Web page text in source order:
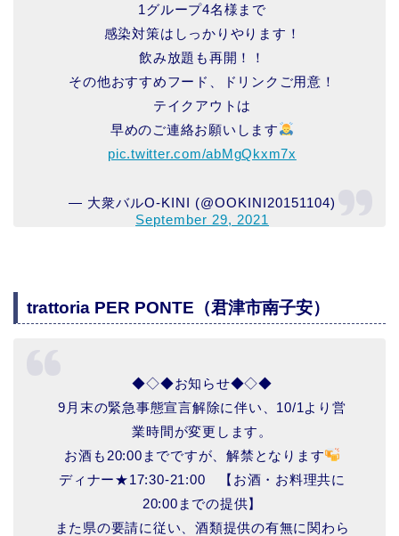
1グループ4名様まで
感染対策はしっかりやります！
飲み放題も再開！！
その他おすすめフード、ドリンクご用意！
テイクアウトは
早めのご連絡お願いします
pic.twitter.com/abMgQkxm7x
— 大衆バルO-KINI (@OOKINI20151104)
September 29, 2021
trattoria PER PONTE（君津市南子安）
◆◇◆お知らせ◆◇◆
9月末の緊急事態宣言解除に伴い、10/1より営
業時間が変更します。
お酒も20:00までですが、解禁となります
ディナー★17:30-21:00 【お酒・お料理共に
20:00までの提供】
また県の要請に従い、酒類提供の有無に関わら